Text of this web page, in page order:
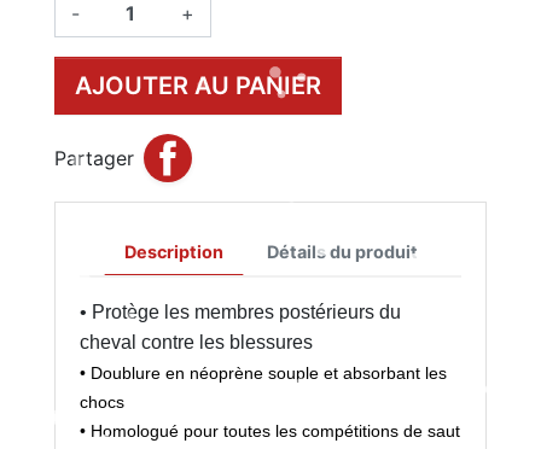
- +
AJOUTER AU PANIER
Partager
Description Détails du produit
• Protège les membres postérieurs du
cheval contre les blessures
• Doublure en néoprène souple et absorbant les
chocs
• Homologué pour toutes les compétitions de saut